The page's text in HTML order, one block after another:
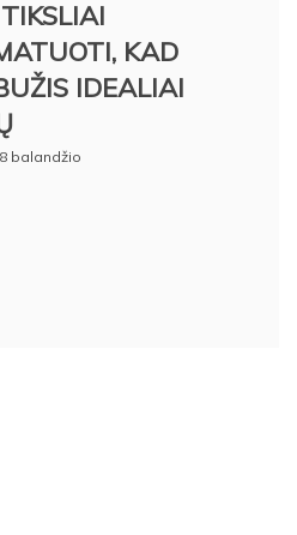
KAD
IDEALIAI
balandžio